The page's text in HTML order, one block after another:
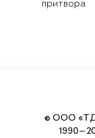
притвора.
© ООО